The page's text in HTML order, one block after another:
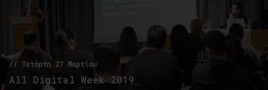
// Τετάρτη 27 Μαρτίου
All Digital Week 2019